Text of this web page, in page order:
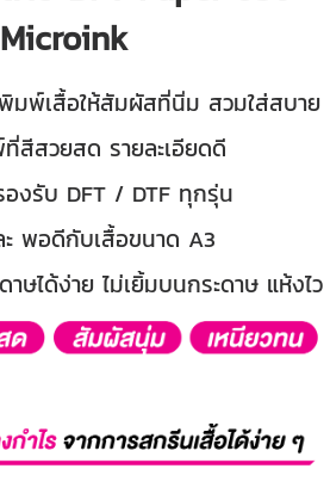
Microink
มพ์เสื้อให้สัมผัสที่นิ่ม สวมใส่สบาย
สีสวยสด รายละเอียดดี
องรับ DFT / DTF ทุกรุ่น
ะ พอดีกับเสื้อขนาด A3
ษได้ง่าย ไม่เยิ้มบนกระดาษ แห้งไว